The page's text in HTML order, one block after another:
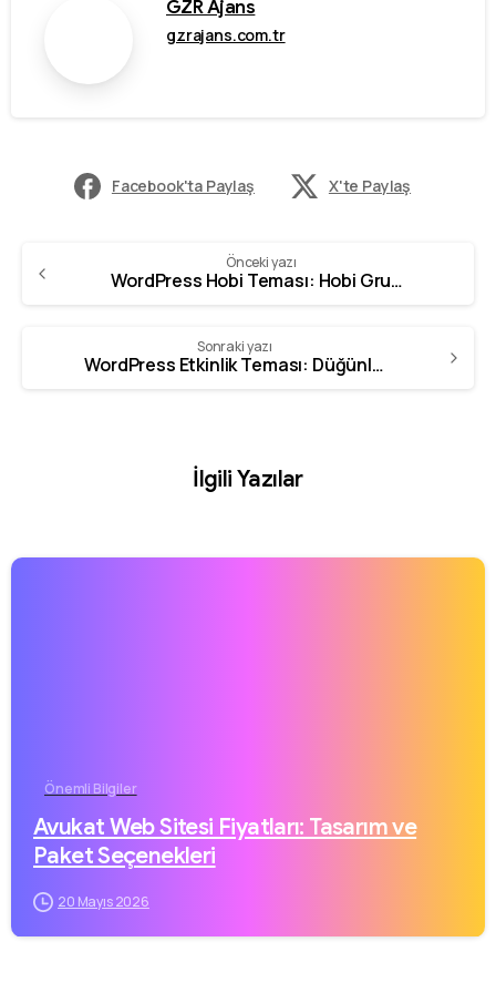
GZR Ajans
gzrajans.com.tr
Facebook'ta Paylaş X'te Paylaş
Önceki yazı
WordPress Hobi Teması: Hobi Grupları ve Etkinlikleri İçin
Sonraki yazı
WordPress Etkinlik Teması: Düğünler ve Organizasyonlar İçin
İlgili Yazılar
Önemli Bilgiler
Avukat Web Sitesi Fiyatları: Tasarım ve
Paket Seçenekleri
20 Mayıs 2026